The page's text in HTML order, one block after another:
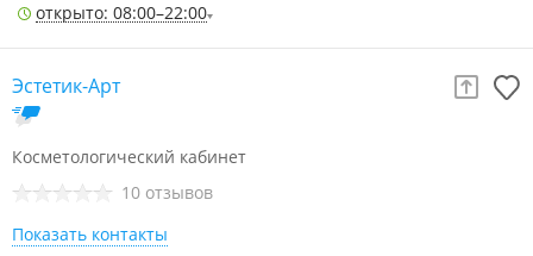
открыто: 08:00–22:00
Эстетик-Арт
Косметологический кабинет
10 отзывов
Показать контакты